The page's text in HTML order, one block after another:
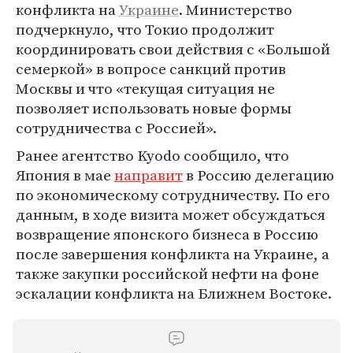
конфликта наУкраине. Министерство
подчеркнуло, что Токио продолжит
координировать свои действия с «Большой
семеркой» в вопросе санкций против
Москвы и что «текущая ситуация не
позволяет использовать новые формы
сотрудничества с Россией».
Ранее агентство Kyodo сообщило, что
Япония в маенаправитв Россию делегацию
по экономическому сотрудничеству. По его
данным, в ходе визита может обсуждаться
возвращение японского бизнеса в Россию
после завершения конфликта на Украине, а
также закупки российской нефти на фоне
эскалации конфликта на Ближнем Востоке.